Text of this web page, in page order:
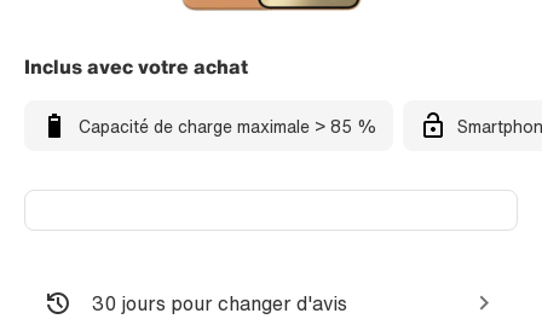
Inclus avec votre achat
Capacité de charge maximale > 85 %
30 jours pour changer d'avis